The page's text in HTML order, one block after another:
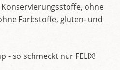
Konservierungsstoffe, ohne
Farbstoffe, gluten- und
- so schmeckt nur FELIX!